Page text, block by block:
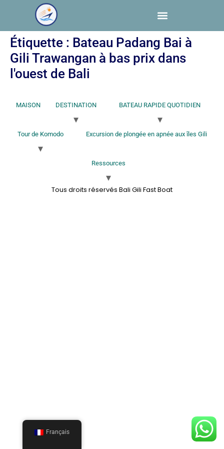
Étiquette : Bateau Padang Bai à
Gili Trawangan à bas prix dans
l'ouest de Bali
MAISON DESTINATION BATEAU RAPIDE QUOTIDIEN
Tour de Komodo Excursion de plongée en apnée aux îles Gili
Ressources
Tous droits réservés Bali Gili Fast Boat
Français